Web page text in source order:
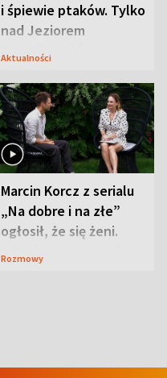
i śpiewie ptaków. Tylko
nad Jeziorem
Tarnobrzeskim
Aktualności
Marcin Korcz z serialu
„Na dobre i na złe”
ogłosił, że się żeni.
Zdradził, co zmienił
Rozmowy